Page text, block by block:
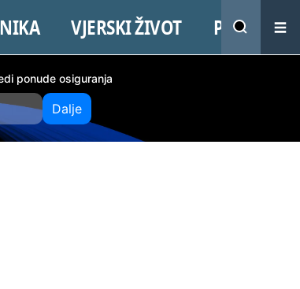
VJERSKI ŽIVOT PROMO
ponude osiguranja
Dalje